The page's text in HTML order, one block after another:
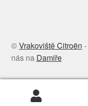
©Vrakoviště Citroën -
nás na Damiře